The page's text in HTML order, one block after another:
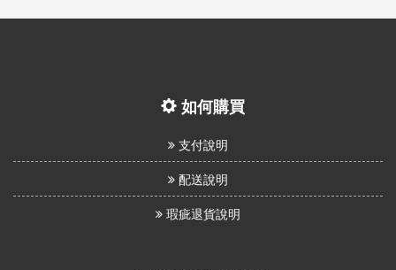
如何購買
支付說明
配送說明
瑕疵退貨說明